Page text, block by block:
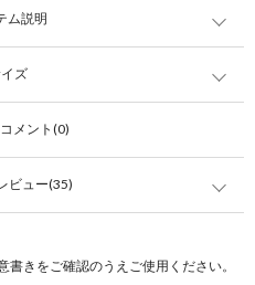
ム説明
ズ
メント(0)
ビュー(35)
きをご確認のうえご使用ください。